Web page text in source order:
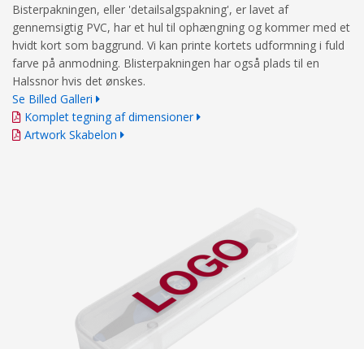
Bisterpakningen, eller 'detailsalgspakning', er lavet af
gennemsigtig PVC, har et hul til ophængning og kommer med et
hvidt kort som baggrund. Vi kan printe kortets udformning i fuld
farve på anmodning. Blisterpakningen har også plads til en
Halssnor hvis det ønskes.
Se Billed Galleri
Komplet tegning af dimensioner
Artwork Skabelon